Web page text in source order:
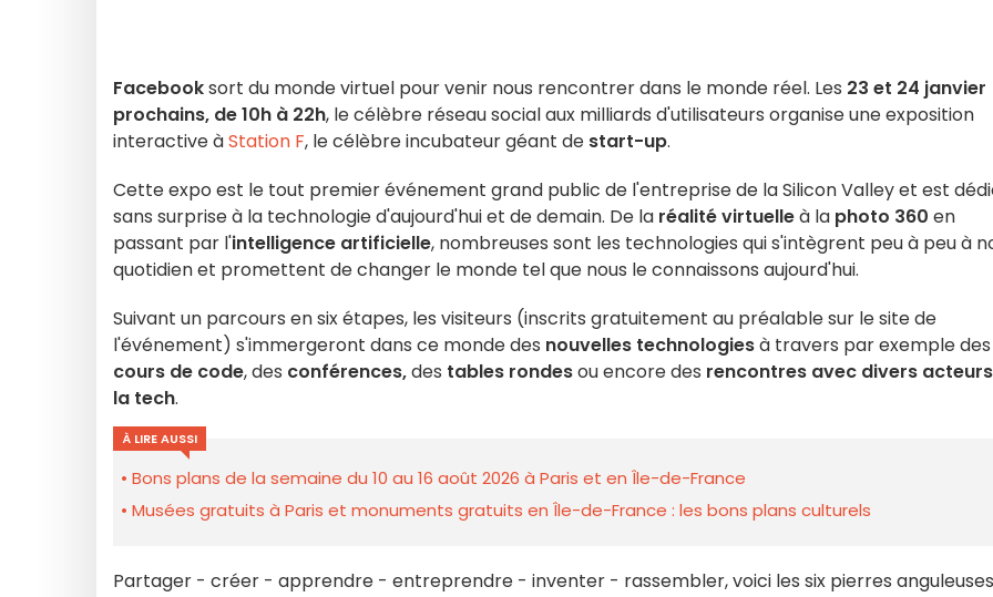
Facebooksort du monde virtuel pour venir nous rencontrer dans le monde réel. Les 23 et 24 janvier
prochains, de 10h à 22h, le célèbre réseau social aux milliards d'utilisateurs organise une exposition
interactive àStation F, le célèbre incubateur géant de start-up.
Cette expo est le tout premier événement grand public de l'entreprise de la Silicon Valley et est
sans surprise à la technologie d'aujourd'hui et de demain. De la réalité virtuelleà la photo 360 en
passant par l'intelligence artificielle, nombreuses sont les technologies qui s'intègrent peu à peu à
quotidien et promettent de changer le monde tel que nous le connaissons aujourd'hui.
Suivant un parcours en six étapes, les visiteurs (inscrits gratuitement au préalable sur le site de
l'événement) s'immergeront dans ce monde des nouvelles technologiesà travers par exemple des
cours de code, des conférences,des tables rondesou encore des rencontres avec divers
la tech.
À LIRE AUSSI
Bons plans de la semaine du 10 au 16 août 2026 à Paris et en Île-de-France
Musées gratuits à Paris et monuments gratuits en Île-de-France : les bons plans culturels
Partager - créer - apprendre - entreprendre - inventer - rassembler, voici les six pierres